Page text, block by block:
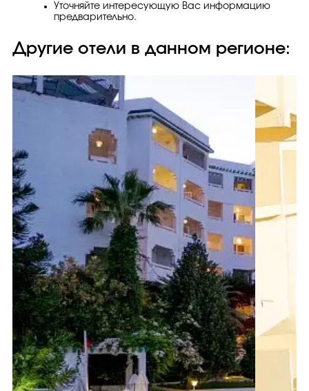
Уточняйте интересующую Вас информацию
предварительно.
Другие отели в данном регионе: